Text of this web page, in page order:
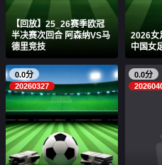
【回放】25_26赛季欧冠
半决赛次回合 阿森纳VS马
德里竞技
2026女
中国女
0.0分
20260327
0.0分